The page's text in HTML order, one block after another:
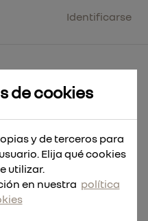
Identificarse
SUMINISTRO
BIDON +
de cookies
y de terceros para
Elija qué cookies
utilizar.
en nuestra política